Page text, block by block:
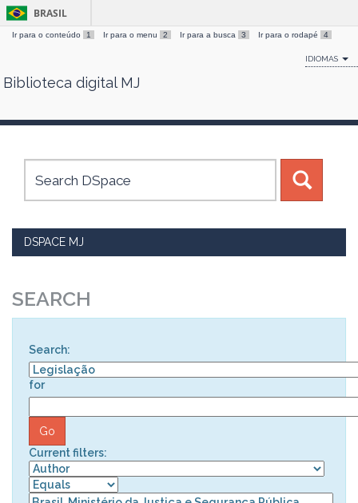
Skip
BRASIL
Ir para o conteúdo 1 Ir para o menu 2 Ir para a busca 3 Ir para o rodapé 4
IDIOMAS
Biblioteca digital MJ
DSPACE MJ
SEARCH
Search:
for
Current filters: